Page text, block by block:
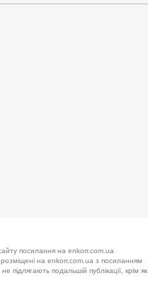
посилання на enkorr.com.ua
розміщені на enkorr.com.ua з посиланням
підлягають подальшій публікації, крім як